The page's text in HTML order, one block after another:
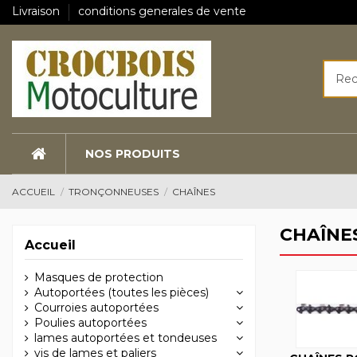
Livraison conditions generales de vente
NOS PRODUITS
ACCUEIL TRONÇONNEUSES CHAÎNES
Accueil
Masques de protection
Autoportées (toutes les pièces)
Courroies autoportées
Poulies autoportées
lames autoportées et tondeuses
vis de lames et paliers